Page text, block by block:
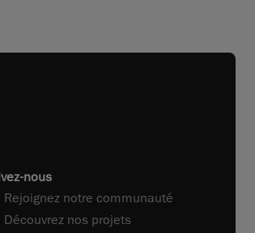
nous
Rejoignez notre communauté
Découvrez nos projets